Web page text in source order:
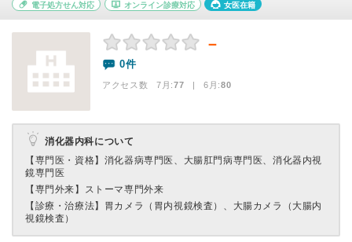
電子処方せん対応 オンライン診療対応 女医在籍
－
0件
アクセス数 7月:77 | 6月:80
消化器内科について
【専門医・資格】 消化器病専門医、大腸肛門病専門医、消化器内視
鏡専門医
【専門外来】 ストーマ専門外来
【診療・治療法】 胃カメラ（胃内視鏡検査）、大腸カメラ（大腸内
視鏡検査）